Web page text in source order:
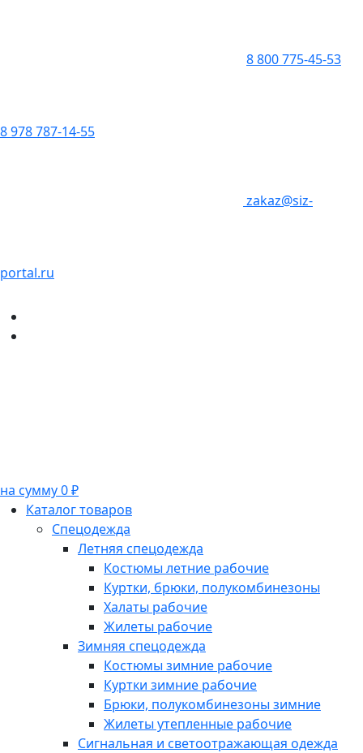
8 800 775-45-53
8 978 787-14-55
zakaz@siz-
portal.ru
на сумму 0 ₽
Каталог товаров
Спецодежда
Летняя спецодежда
Костюмы летние рабочие
Куртки, брюки, полукомбинезоны
Халаты рабочие
Жилеты рабочие
Зимняя спецодежда
Костюмы зимние рабочие
Куртки зимние рабочие
Брюки, полукомбинезоны зимние
Жилеты утепленные рабочие
Сигнальная и светоотражающая одежда